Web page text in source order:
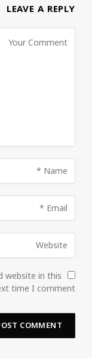
LEAVE A REPLY
website in this
time I comment.